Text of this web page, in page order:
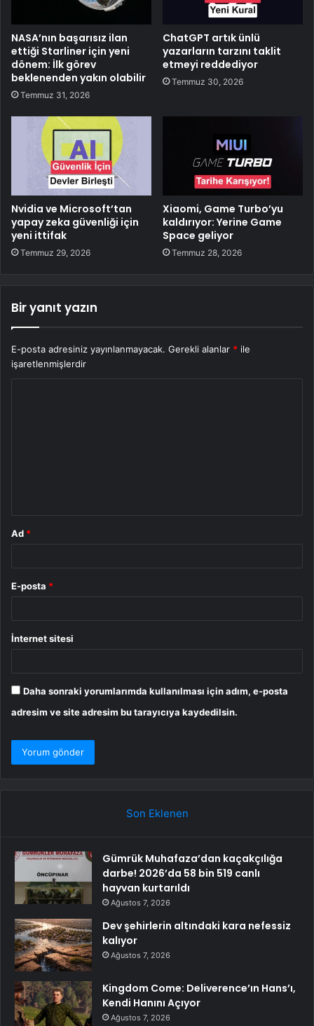
NASA’nın başarısız ilan
ettiği Starliner için yeni
dönem: İlk görev
beklenenden yakın olabilir
Temmuz 31, 2026
ChatGPT artık ünlü
yazarların tarzını taklit
etmeyi reddediyor
Temmuz 30, 2026
Nvidia ve Microsoft’tan
yapay zeka güvenliği için
yeni ittifak
Temmuz 29, 2026
Xiaomi, Game Turbo’yu
kaldırıyor: Yerine Game
Space geliyor
Temmuz 28, 2026
Bir yanıt yazın
E-posta adresiniz yayınlanmayacak. Gerekli alanlar * ile
işaretlenmişlerdir
Ad *
E-posta *
İnternet sitesi
Daha sonraki yorumlarımda kullanılması için adım, e-posta
adresim ve site adresim bu tarayıcıya kaydedilsin.
Son Eklenen
Gümrük Muhafaza’dan kaçakçılığa
darbe! 2026’da 58 bin 519 canlı
hayvan kurtarıldı
Ağustos 7, 2026
Dev şehirlerin altındaki kara nefessiz
kalıyor
Ağustos 7, 2026
Kingdom Come: Deliverence’ın Hans’ı,
Kendi Hanını Açıyor
Ağustos 7, 2026